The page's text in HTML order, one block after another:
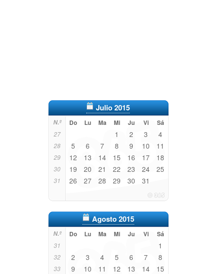
Julio 2015
N.º Do Lu Ma Mi Ju Vi Sá
27 1 2 3 4
28 5 6 7 8 9 10 11
29 12 13 14 15 16 17 18
30 19 20 21 22 23 24 25
31 26 27 28 29 30 31
Agosto 2015
N.º Do Lu Ma Mi Ju Vi Sá
31 1
32 2 3 4 5 6 7 8
33 9 10 11 12 13 14 15